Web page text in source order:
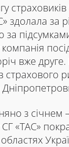
здолала за
вже друге.
страхового
з січнем
«ТАС»